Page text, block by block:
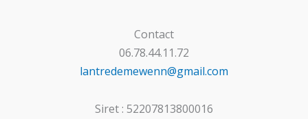
Contact
06.78.44.11.72
lantredemewenn@gmail.com
Siret : 52207813800016